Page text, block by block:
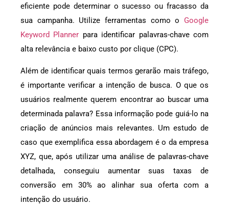
eficiente pode determinar o sucesso ou fracasso da
sua campanha. Utilize ferramentas como o Google
Keyword Planner para identificar palavras-chave com
alta relevância e baixo custo por clique (CPC).
Além de identificar quais termos gerarão mais tráfego,
é importante verificar a intenção de busca. O que os
usuários realmente querem encontrar ao buscar uma
determinada palavra? Essa informação pode guiá-lo na
criação de anúncios mais relevantes. Um estudo de
caso que exemplifica essa abordagem é o da empresa
XYZ, que, após utilizar uma análise de palavras-chave
detalhada, conseguiu aumentar suas taxas de
conversão em 30% ao alinhar sua oferta com a
intenção do usuário.